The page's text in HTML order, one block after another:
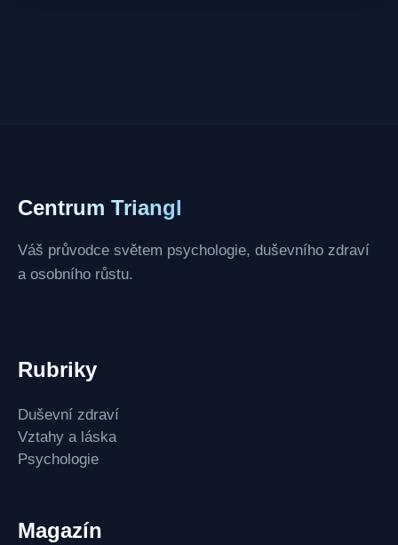
Centrum Triangl
Váš průvodce světem psychologie, duševního zdraví
a osobního růstu.
Rubriky
Duševní zdraví
Vztahy a láska
Psychologie
Magazín